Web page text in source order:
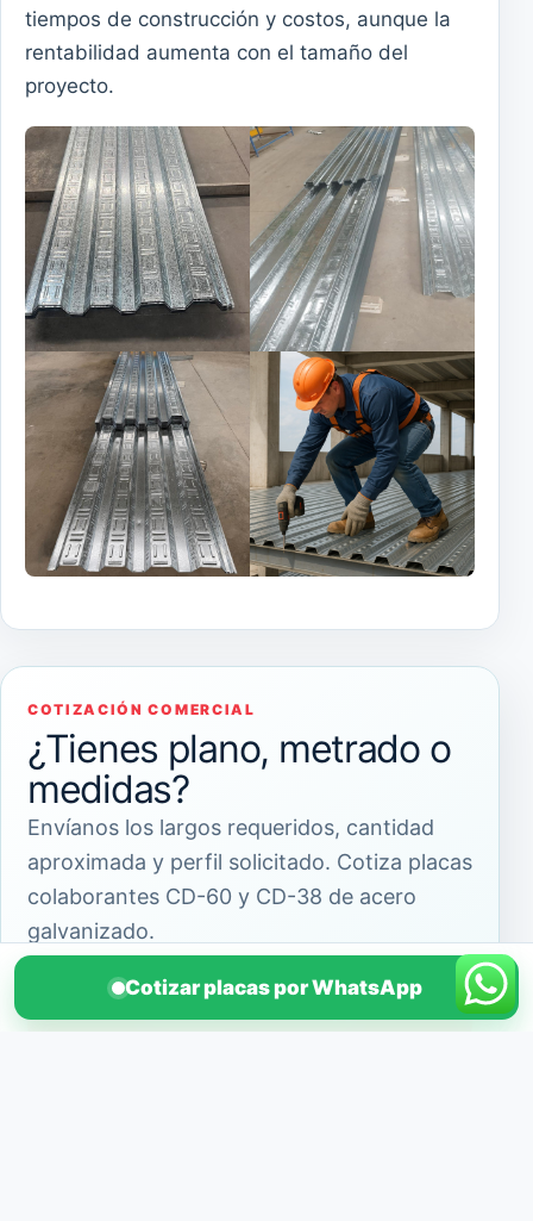
tiempos de construcción y costos, aunque la
rentabilidad aumenta con el tamaño del
proyecto.
COTIZACIÓN COMERCIAL
¿Tienes plano, metrado o
medidas?
Envíanos los largos requeridos, cantidad
aproximada y perfil solicitado. Cotiza placas
colaborantes CD-60 y CD-38 de acero
galvanizado.
Cotizar placas por WhatsApp